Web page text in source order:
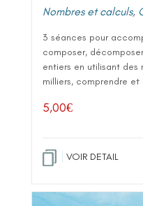
Nombres et calculs,
3 séances pour
composer,
entiers en utilisant des
milliers, comprendre et
5,00€
VOIR DETAIL